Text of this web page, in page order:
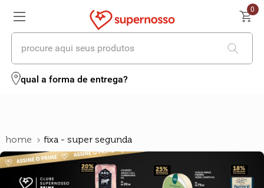
0
procure aqui seus produtos
qual a forma de entrega?
fixa - super segunda
termos mais buscados
3º cafe